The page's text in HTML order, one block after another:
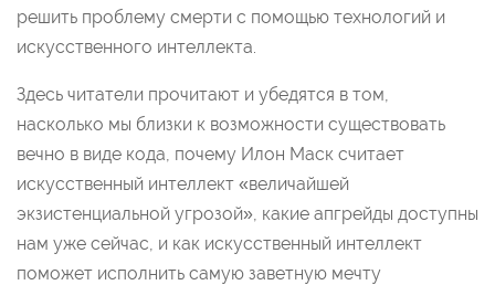
решить проблему смерти с помощью технологий и
искусственного интеллекта.
Здесь читатели прочитают и убедятся в том,
насколько мы близки к возможности существовать
вечно в виде кода, почему Илон Маск считает
искусственный интеллект «величайшей
экзистенциальной угрозой», какие апгрейды доступны
нам уже сейчас, и как искусственный интеллект
поможет исполнить самую заветную мечту